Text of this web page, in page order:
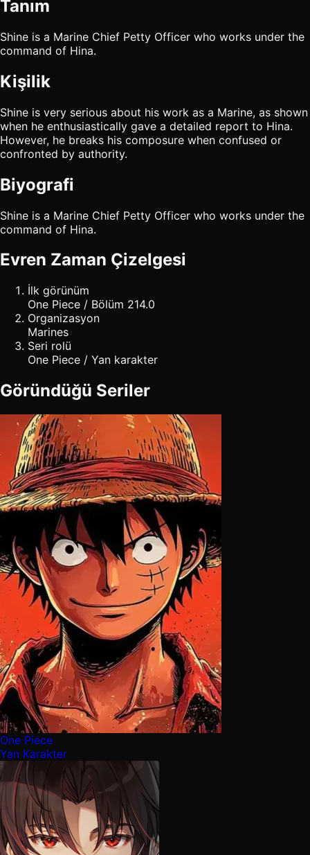
Tanım
Shine is a Marine Chief Petty Officer who works under the
command of Hina.
Kişilik
Shine is very serious about his work as a Marine, as shown
when he enthusiastically gave a detailed report to Hina.
However, he breaks his composure when confused or
confronted by authority.
Biyografi
Shine is a Marine Chief Petty Officer who works under the
command of Hina.
Evren Zaman Çizelgesi
İlk görünüm
One Piece / Bölüm 214.0
Organizasyon
Marines
Seri rolü
One Piece / Yan karakter
Göründüğü Seriler
One Piece
Yan Karakter